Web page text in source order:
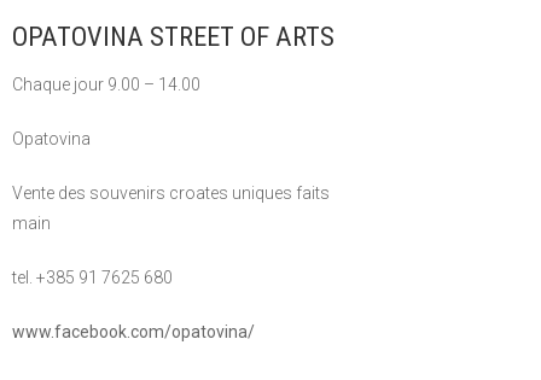
OPATOVINA STREET OF ARTS
Chaque jour 9.00 – 14.00
Opatovina
Vente des souvenirs croates uniques faits
main
tel. +385 91 7625 680
www.facebook.com/opatovina/